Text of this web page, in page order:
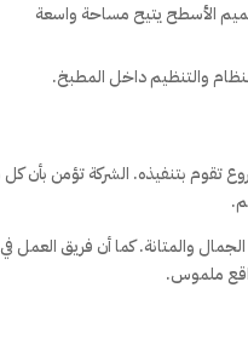
الأسطح يتيح مساحة واسعة
والتنظيم داخل المطبخ.
تقوم بتنفيذه. الشركة تؤمن بأن كل
والمتانة. كما أن فريق العمل في
ملموس.